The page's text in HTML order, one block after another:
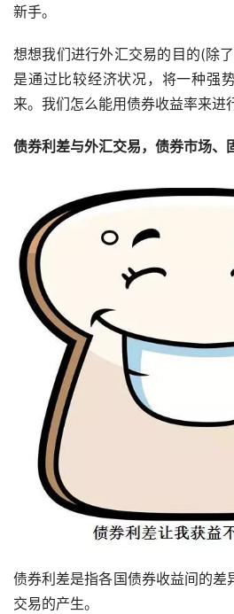
新手。
想想我们进行外汇交易的目的(除
是通过比较经济状况，将一种强
来。我们怎么能用债券收益率来进
债券利差与外汇交易，债券市场、
债券利差是指各国债券收益间的差
交易的产生。